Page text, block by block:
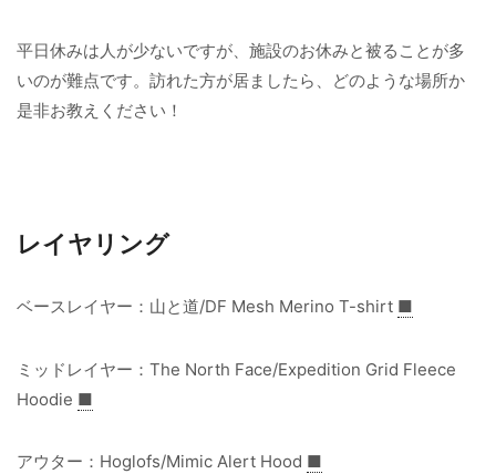
平日休みは人が少ないですが、施設のお休みと被ることが多
いのが難点です。訪れた方が居ましたら、どのような場所か
是非お教えください！
レイヤリング
ベースレイヤー：山と道/DF Mesh Merino T-shirt ■
ミッドレイヤー：The North Face/Expedition Grid Fleece
Hoodie ■
アウター：Hoglofs/Mimic Alert Hood ■